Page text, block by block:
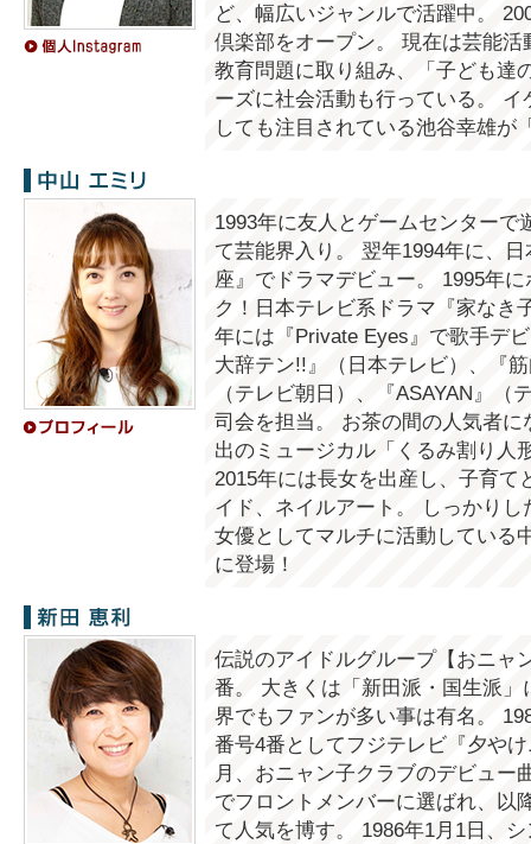
ど、幅広いジャンルで活躍中。
倶楽部をオープン。 現在は芸能
教育問題に取り組み、「子ども達
ーズに社会活動も行っている。
しても注目されている池谷幸雄が
中山エミリ
1993年に友人とゲームセンター
て芸能界入り。 翌年1994年に、
座』でドラマデビュー。 1995年
ク！日本テレビ系ドラマ『家なき
年には『Private Eyes』で歌手デ
大辞テン!!』（日本テレビ）、『
（テレビ朝日）、『ASAYAN』
司会を担当。 お茶の間の人気者
出のミュージカル「くるみ割り人
2015年には長女を出産し、子育
イド、ネイルアート。 しっかり
女優としてマルチに活動している
に登場！
新田恵利
伝説のアイドルグループ【おニャ
番。 大きくは「新田派・国生派
界でもファンが多い事は有名。
番号4番としてフジテレビ『夕や
月、おニャン子クラブのデビュー
でフロントメンバーに選ばれ、以
て人気を博す。 1986年1月1日、